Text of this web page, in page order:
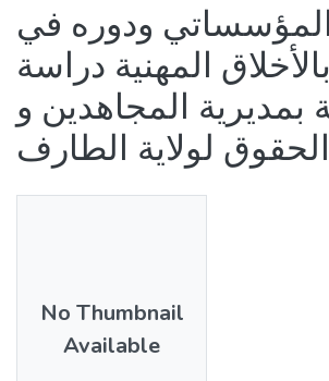
المؤسساتي ودوره في
بالأخلاق المهنية دراسة
بمديرية المجاهدين و
لولاية الطارف
No Thumbnail
Available